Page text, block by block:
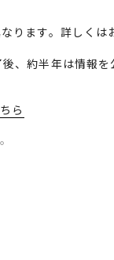
ります。詳しくは
、約半年は情報を
ら